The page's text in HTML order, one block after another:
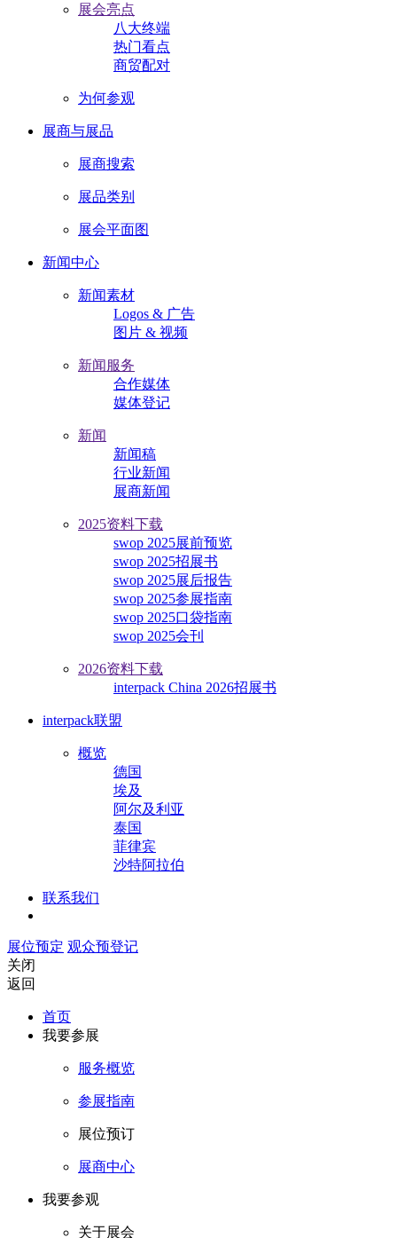
展会亮点
八大终端
热门看点
商贸配对
为何参观
展商与展品
展商搜索
展品类别
展会平面图
新闻中心
新闻素材
Logos & 广告
图片 & 视频
新闻服务
合作媒体
媒体登记
新闻
新闻稿
行业新闻
展商新闻
2025资料下载
swop 2025展前预览
swop 2025招展书
swop 2025展后报告
swop 2025参展指南
swop 2025口袋指南
swop 2025会刊
2026资料下载
interpack China 2026招展书
interpack联盟
概览
德国
埃及
阿尔及利亚
泰国
菲律宾
沙特阿拉伯
联系我们
展位预定 观众预登记
关闭
返回
首页
我要参展
服务概览
参展指南
展位预订
展商中心
我要参观
关于展会